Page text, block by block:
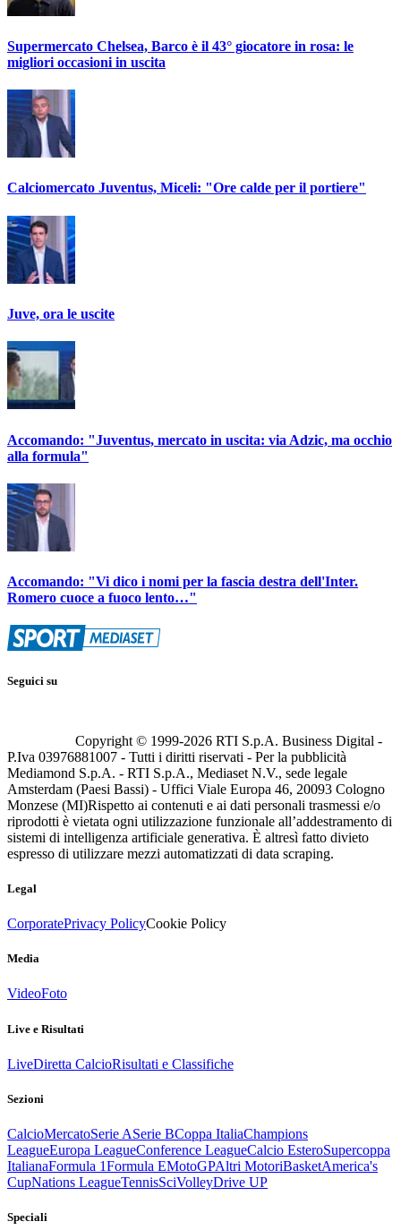
Supermercato Chelsea, Barco è il 43° giocatore in rosa: le
migliori occasioni in uscita
Calciomercato Juventus, Miceli: "Ore calde per il portiere"
Juve, ora le uscite
Accomando: "Juventus, mercato in uscita: via Adzic, ma occhio
alla formula"
Accomando: "Vi dico i nomi per la fascia destra dell'Inter.
Romero cuoce a fuoco lento…"
Seguici su
Copyright © 1999-2026 RTI S.p.A. Business Digital -
P.Iva 03976881007 - Tutti i diritti riservati - Per la pubblicità
Mediamond S.p.A. - RTI S.p.A., Mediaset N.V., sede legale
Amsterdam (Paesi Bassi) - Uffici Viale Europa 46, 20093 Cologno
Monzese (MI)Rispetto ai contenuti e ai dati personali trasmessi e/o
riprodotti è vietata ogni utilizzazione funzionale all’addestramento di
sistemi di intelligenza artificiale generativa. È altresì fatto divieto
espresso di utilizzare mezzi automatizzati di data scraping.
Legal
CorporatePrivacy PolicyCookie Policy
Media
VideoFoto
Live e Risultati
LiveDiretta CalcioRisultati e Classifiche
Sezioni
CalcioMercatoSerie ASerie BCoppa ItaliaChampions
LeagueEuropa LeagueConference LeagueCalcio EsteroSupercoppa
ItalianaFormula 1Formula EMotoGPAltri MotoriBasketAmerica's
CupNations LeagueTennisSciVolleyDrive UP
Speciali